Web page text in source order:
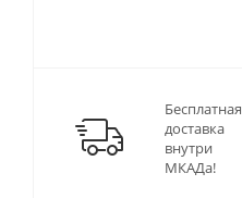
Бесплатная
доставка
внутри
МКАДа!